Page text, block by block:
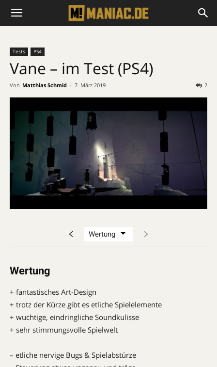
Tests PS4
Vane – im Test (PS4)
Von Matthias Schmid - 7. März 2019 2
Wertung
+ fantastisches Art-Design
+ trotz der Kürze gibt es etliche Spielelemente
+ wuchtige, eindringliche Soundkulisse
+ sehr stimmungsvolle Spielwelt
– etliche nervige Bugs & Spielabstürze